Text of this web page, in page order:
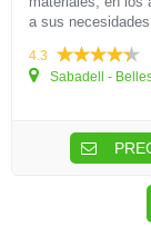
a sus
4.3
Sabadell -